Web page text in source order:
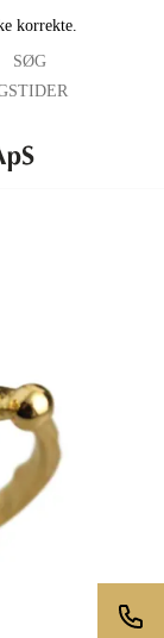
korrekte.
SØG